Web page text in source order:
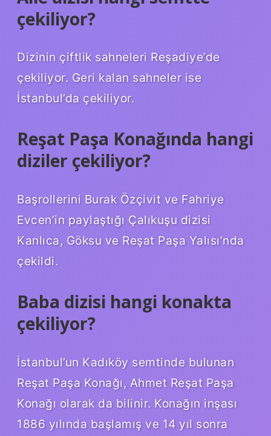
çekiliyor?
Dizinin çiftlik sahneleri Reşadiye’de
çekiliyor. Geri kalan sahneler ise
İstanbul’da çekiliyor.
Reşat Paşa Konağında hangi
diziler çekiliyor?
Başrollerini Burak Özçivit ve Fahriye
Evcen’in paylaştığı Çalıkuşu dizisi
Kanlıca, Göksu ve Reşat Paşa Yalısı’nda
çekildi.
Baba dizisi hangi konakta
çekiliyor?
İstanbul’un Kadıköy semtinde bulunan
Reşat Paşa Konağı, Ahmet Reşat Paşa
Konağı olarak da bilinir. Konağın inşası
1886 yılında başlamış ve 14 yıl sonra